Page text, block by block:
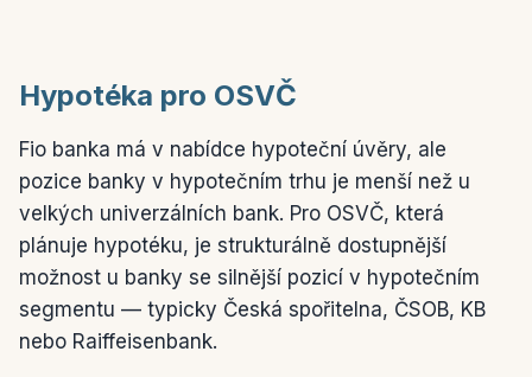
Hypotéka pro OSVČ
Fio banka má v nabídce hypoteční úvěry, ale
pozice banky v hypotečním trhu je menší než u
velkých univerzálních bank. Pro OSVČ, která
plánuje hypotéku, je strukturálně dostupnější
možnost u banky se silnější pozicí v hypotečním
segmentu — typicky Česká spořitelna, ČSOB, KB
nebo Raiffeisenbank.